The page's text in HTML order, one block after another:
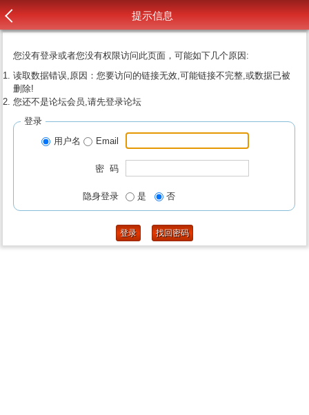
提示信息
您没有登录或者您没有权限访问此页面，可能如下几个原因:
读取数据错误,原因：您要访问的链接无效,可能链接不完整,或数据已被
删除!
您还不是论坛会员,请先登录论坛
登录
用户名
Email
密 码
隐身登录 是 否